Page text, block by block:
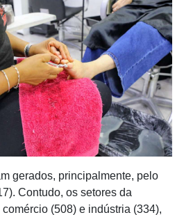
gerados, principalmente, pelo
Contudo, os setores da
(508) e indústria (334),